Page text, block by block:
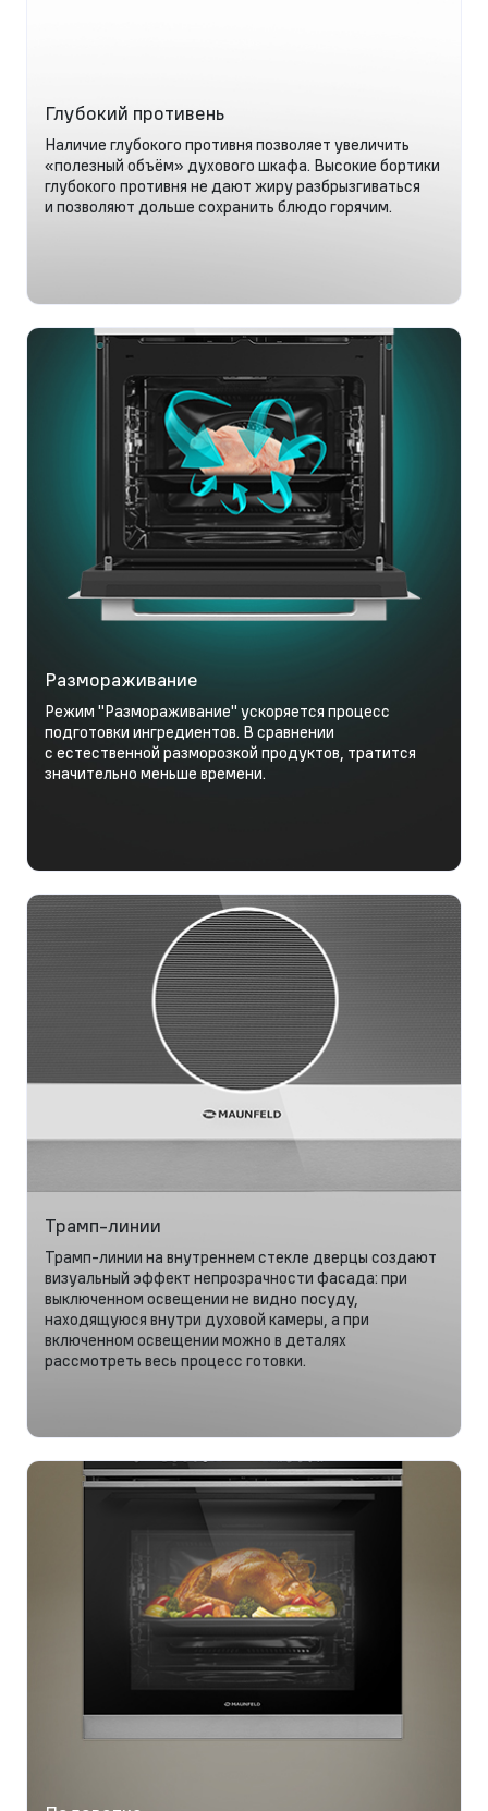
Глубокий противень
Наличие глубокого противня позволяет увеличить
«полезный объём» духового шкафа. Высокие бортики
глубокого противня не дают жиру разбрызгиваться
и позволяют дольше сохранить блюдо горячим.
Размораживание
Режим "Размораживание" ускоряется процесс
подготовки ингредиентов. В сравнении
с естественной разморозкой продуктов, тратится
значительно меньше времени.
Трамп-линии
Трамп-линии на внутреннем стекле дверцы создают
визуальный эффект непрозрачности фасада: при
выключенном освещении не видно посуду,
находящуюся внутри духовой камеры, а при
включенном освещении можно в деталях
рассмотреть весь процесс готовки.